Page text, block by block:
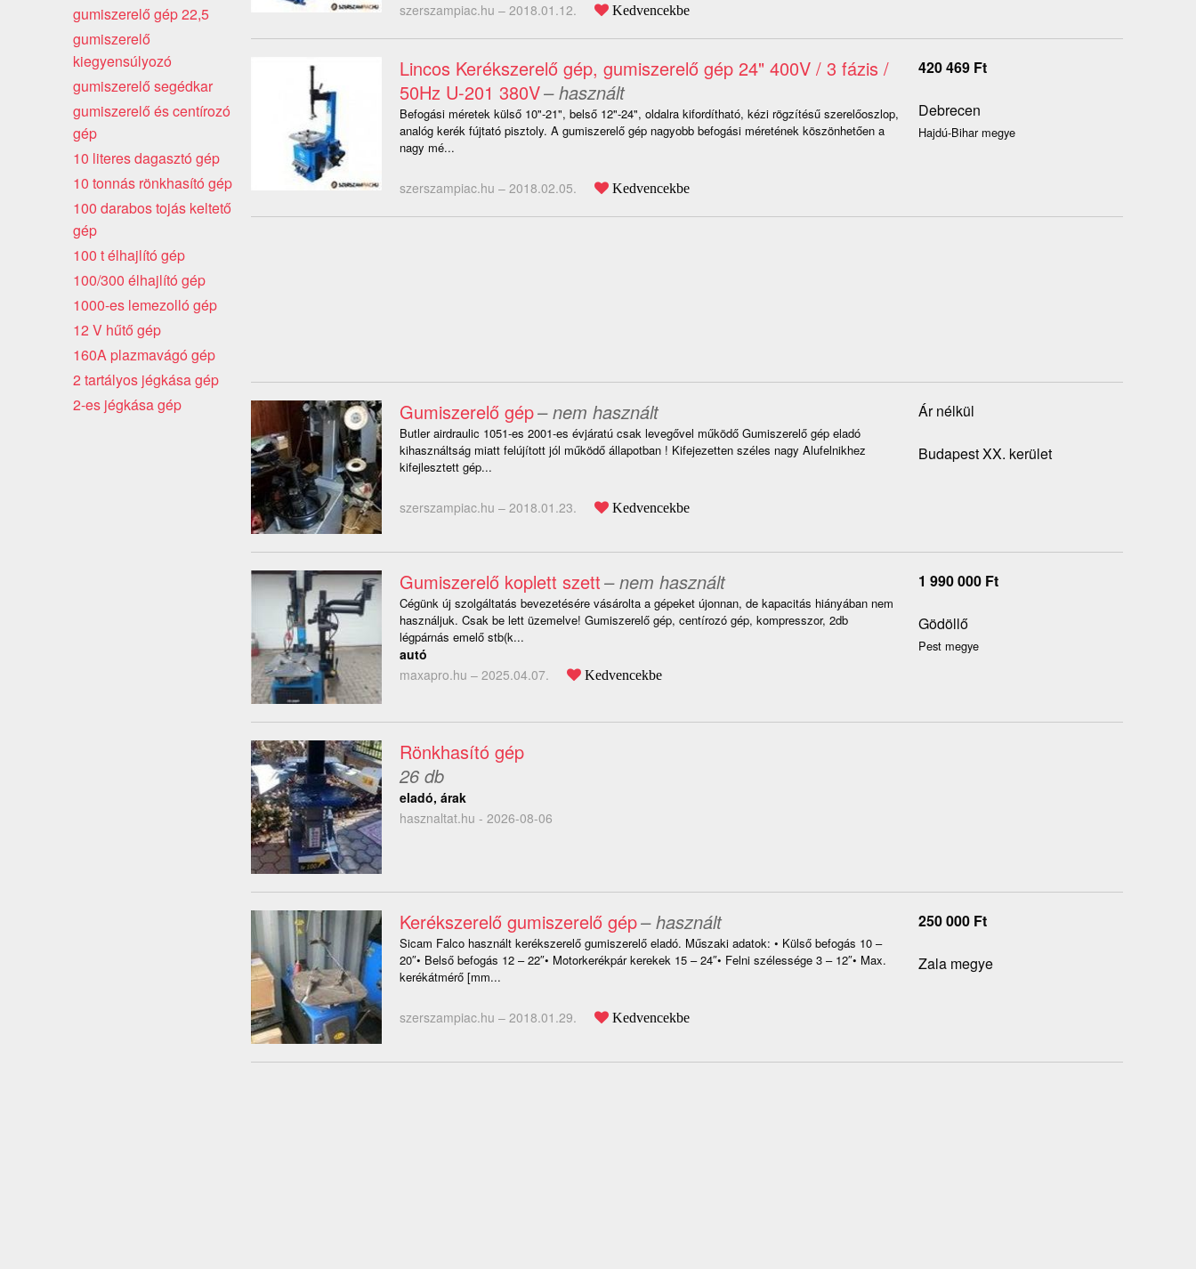
szerszampiac.hu – 2018.01.12. Kedvencekbe
Lincos Kerékszerelő gép, gumiszerelő gép 24" 400V / 3 fázis /
50Hz U-201 380V– használt
Befogási méretek külső 10"-21", belső 12"-24", oldalra kifordítható, kézi rögzítésű szerelőoszlop,
analóg kerék fújtató pisztoly. A gumiszerelő gép nagyobb befogási méretének köszönhetően a
nagy mé...
szerszampiac.hu – 2018.02.05. Kedvencekbe
420 469 Ft
Debrecen
Hajdú-Bihar megye
Gumiszerelő gép– nem használt
Butler airdraulic 1051-es 2001-es évjáratú csak levegővel működő Gumiszerelő gép eladó
kihasználtság miatt felújított jól működő állapotban ! Kifejezetten széles nagy Alufelnikhez
kifejlesztett gép...
szerszampiac.hu – 2018.01.23. Kedvencekbe
Ár nélkül
Budapest XX. kerület
Gumiszerelő koplett szett– nem használt
Cégünk új szolgáltatás bevezetésére vásárolta a gépeket újonnan, de kapacitás hiányában nem
használjuk. Csak be lett üzemelve! Gumiszerelő gép, centírozó gép, kompresszor, 2db
légpárnás emelő stb(k...
autó
maxapro.hu – 2025.04.07. Kedvencekbe
1 990 000 Ft
Gödöllő
Pest megye
Rönkhasító gép
26 db
eladó, árak
hasznaltat.hu - 2026-08-06
Kerékszerelő gumiszerelő gép– használt
Sicam Falco használt kerékszerelő gumiszerelő eladó. Műszaki adatok: • Külső befogás 10 –
20″• Belső befogás 12 – 22″• Motorkerékpár kerekek 15 – 24″• Felni szélessége 3 – 12″• Max.
kerékátmérő [mm...
szerszampiac.hu – 2018.01.29. Kedvencekbe
250 000 Ft
Zala megye
gumiszerelő gép 22,5
gumiszerelő
kiegyensúlyozó
gumiszerelő segédkar
gumiszerelő és centírozó
gép
10 literes dagasztó gép
10 tonnás rönkhasító gép
100 darabos tojás keltető
gép
100 t élhajlító gép
100/300 élhajlító gép
1000-es lemezolló gép
12 V hűtő gép
160A plazmavágó gép
2 tartályos jégkása gép
2-es jégkása gép